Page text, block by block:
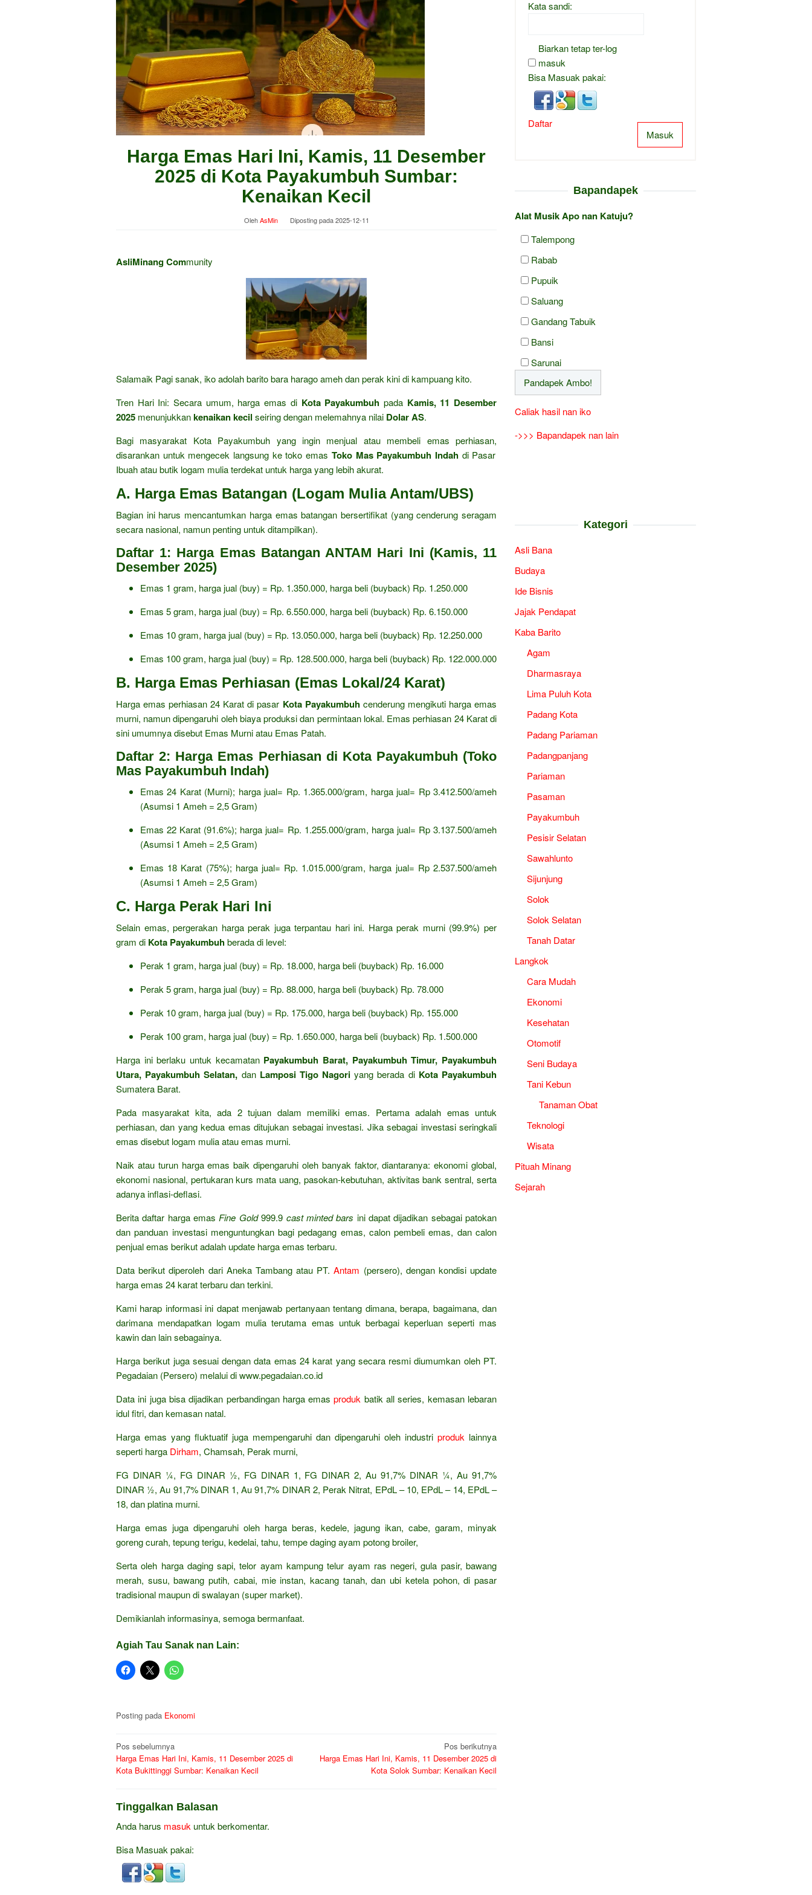
Harga Emas Hari Ini, Kamis, 11 Desember
2025 di Kota Payakumbuh Sumbar:
Kenaikan Kecil
OlehAsMin Diposting pada2025-12-11
AsliMinang Community
Salamaik Pagi sanak, iko adolah barito bara harago ameh dan perak kini di kampuang kito.
Tren Hari Ini: Secara umum, harga emas di Kota Payakumbuh pada Kamis, 11 Desember
2025 menunjukkankenaikan kecil seiring dengan melemahnya nilai Dolar AS.
Bagi masyarakat Kota Payakumbuh yang ingin menjual atau membeli emas perhiasan,
disarankan untuk mengecek langsung ke toko emas Toko Mas Payakumbuh Indahdi Pasar
Ibuah atau butik logam mulia terdekat untuk harga yang lebih akurat.
A. Harga Emas Batangan (Logam Mulia Antam/UBS)
Bagian ini harus mencantumkan harga emas batangan bersertifikat (yang cenderung seragam
secara nasional, namun penting untuk ditampilkan).
Daftar 1: Harga Emas Batangan ANTAM Hari Ini (Kamis, 11
Desember 2025)
Emas 1 gram, harga jual (buy) = Rp. 1.350.000, harga beli (buyback) Rp. 1.250.000
Emas 5 gram, harga jual (buy) = Rp. 6.550.000, harga beli (buyback) Rp. 6.150.000
Emas 10 gram, harga jual (buy) = Rp. 13.050.000, harga beli (buyback) Rp. 12.250.000
Emas 100 gram, harga jual (buy) = Rp. 128.500.000, harga beli (buyback) Rp. 122.000.000
B. Harga Emas Perhiasan (Emas Lokal/24 Karat)
Harga emas perhiasan 24 Karat di pasar Kota Payakumbuhcenderung mengikuti harga emas
murni, namun dipengaruhi oleh biaya produksi dan permintaan lokal. Emas perhiasan 24 Karat di
sini umumnya disebut Emas Murni atau Emas Patah.
Daftar 2: Harga Emas Perhiasan di Kota Payakumbuh (Toko
Mas Payakumbuh Indah)
Emas 24 Karat (Murni); harga jual= Rp. 1.365.000/gram, harga jual= Rp 3.412.500/ameh
(Asumsi 1 Ameh = 2,5 Gram)
Emas 22 Karat (91.6%); harga jual= Rp. 1.255.000/gram, harga jual= Rp 3.137.500/ameh
(Asumsi 1 Ameh = 2,5 Gram)
Emas 18 Karat (75%); harga jual= Rp. 1.015.000/gram, harga jual= Rp 2.537.500/ameh
(Asumsi 1 Ameh = 2,5 Gram)
C. Harga Perak Hari Ini
Selain emas, pergerakan harga perak juga terpantau hari ini. Harga perak murni (99.9%) per
gram di Kota Payakumbuhberada di level:
Perak 1 gram, harga jual (buy) = Rp. 18.000, harga beli (buyback) Rp. 16.000
Perak 5 gram, harga jual (buy) = Rp. 88.000, harga beli (buyback) Rp. 78.000
Perak 10 gram, harga jual (buy) = Rp. 175.000, harga beli (buyback) Rp. 155.000
Perak 100 gram, harga jual (buy) = Rp. 1.650.000, harga beli (buyback) Rp. 1.500.000
Harga ini berlaku untuk kecamatan Payakumbuh Barat, Payakumbuh Timur, Payakumbuh
Utara, Payakumbuh Selatan, dan Lamposi Tigo Nagori yang berada di Kota Payakumbuh
Sumatera Barat.
Pada masyarakat kita, ada 2 tujuan dalam memiliki emas. Pertama adalah emas untuk
perhiasan, dan yang kedua emas ditujukan sebagai investasi. Jika sebagai investasi seringkali
emas disebut logam mulia atau emas murni.
Naik atau turun harga emas baik dipengaruhi oleh banyak faktor, diantaranya: ekonomi global,
ekonomi nasional, pertukaran kurs mata uang, pasokan-kebutuhan, aktivitas bank sentral, serta
adanya inflasi-deflasi.
Berita daftar harga emas Fine Gold999.9 cast minted bars ini dapat dijadikan sebagai patokan
dan panduan investasi menguntungkan bagi pedagang emas, calon pembeli emas, dan calon
penjual emas berikut adalah update harga emas terbaru.
Data berikut diperoleh dari Aneka Tambang atau PT.Antam (persero), dengan kondisi update
harga emas 24 karat terbaru dan terkini.
Kami harap informasi ini dapat menjawab pertanyaan tentang dimana, berapa, bagaimana, dan
darimana mendapatkan logam mulia terutama emas untuk berbagai keperluan seperti mas
kawin dan lain sebagainya.
Harga berikut juga sesuai dengan data emas 24 karat yang secara resmi diumumkan oleh PT.
Pegadaian (Persero) melalui di www.pegadaian.co.id
Data ini juga bisa dijadikan perbandingan harga emasproduk batik all series, kemasan lebaran
idul fitri, dan kemasan natal.
Harga emas yang fluktuatif juga mempengaruhi dan dipengaruhi oleh industri produk lainnya
seperti harga Dirham, Chamsah, Perak murni,
FG DINAR ¼, FG DINAR ½, FG DINAR 1, FG DINAR 2, Au 91,7% DINAR ¼, Au 91,7%
DINAR ½, Au 91,7% DINAR 1, Au 91,7% DINAR 2, Perak Nitrat, EPdL – 10, EPdL – 14, EPdL –
18, dan platina murni.
Harga emas juga dipengaruhi oleh harga beras, kedele, jagung ikan, cabe, garam, minyak
goreng curah, tepung terigu, kedelai, tahu, tempe daging ayam potong broiler,
Serta oleh harga daging sapi, telor ayam kampung telur ayam ras negeri, gula pasir, bawang
merah, susu, bawang putih, cabai, mie instan, kacang tanah, dan ubi ketela pohon, di pasar
tradisional maupun di swalayan (super market).
Demikianlah informasinya, semoga bermanfaat.
Agiah Tau Sanak nan Lain:
Posting pada Ekonomi
Navigasi
pos
Pos sebelumnya
Harga Emas Hari Ini, Kamis, 11 Desember 2025 di
Kota Bukittinggi Sumbar: Kenaikan Kecil
Pos berikutnya
Harga Emas Hari Ini, Kamis, 11 Desember 2025 di
Kota Solok Sumbar: Kenaikan Kecil
Tinggalkan Balasan
Anda harus masuk untuk berkomentar.
Bisa Masuak pakai:
Kata sandi:
Biarkan tetap ter-log
masuk
Bisa Masuak pakai:
Masuk
Daftar
Bapandapek
Alat Musik Apo nan Katuju?
Talempong
Rabab
Pupuik
Saluang
Gandang Tabuik
Bansi
Sarunai
Caliak hasil nan iko
->>> Bapandapek nan lain
Kategori
Asli Bana
Budaya
Ide Bisnis
Jajak Pendapat
Kaba Barito
Agam
Dharmasraya
Lima Puluh Kota
Padang Kota
Padang Pariaman
Padangpanjang
Pariaman
Pasaman
Payakumbuh
Pesisir Selatan
Sawahlunto
Sijunjung
Solok
Solok Selatan
Tanah Datar
Langkok
Cara Mudah
Ekonomi
Kesehatan
Otomotif
Seni Budaya
Tani Kebun
Tanaman Obat
Teknologi
Wisata
Pituah Minang
Sejarah